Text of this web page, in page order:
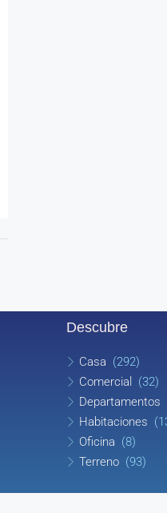
Descubre
Casa (292)
Comercial
(32)
Departamentos
Habitaciones
Oficina (8)
Terreno (93)